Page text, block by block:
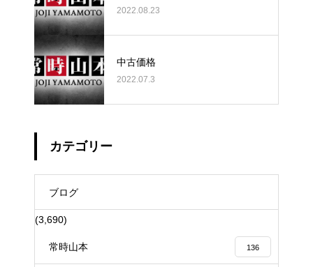
2022.08.23
中古価格
2022.07.3
カテゴリー
ブログ
(3,690)
常時山本 136